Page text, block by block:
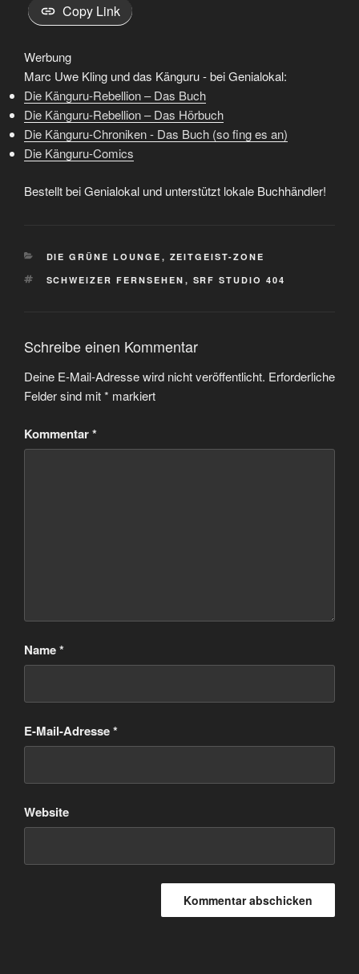
Copy Link
Werbung
Marc Uwe Kling und das Känguru - bei Genialokal:
Die Känguru-Rebellion – Das Buch
Die Känguru-Rebellion – Das Hörbuch
Die Känguru-Chroniken - Das Buch (so fing es an)
Die Känguru-Comics
Bestellt bei Genialokal und unterstützt lokale Buchhändler!
KATEGORIEN
DIE GRÜNE LOUNGE , ZEITGEIST-ZONE
SCHLAGWÖRTER
SCHWEIZER FERNSEHEN , SRF STUDIO 404
Schreibe einen Kommentar
Deine E-Mail-Adresse wird nicht veröffentlicht. Erforderliche
Felder sind mit* markiert
Kommentar*
Name*
E-Mail-Adresse*
Website